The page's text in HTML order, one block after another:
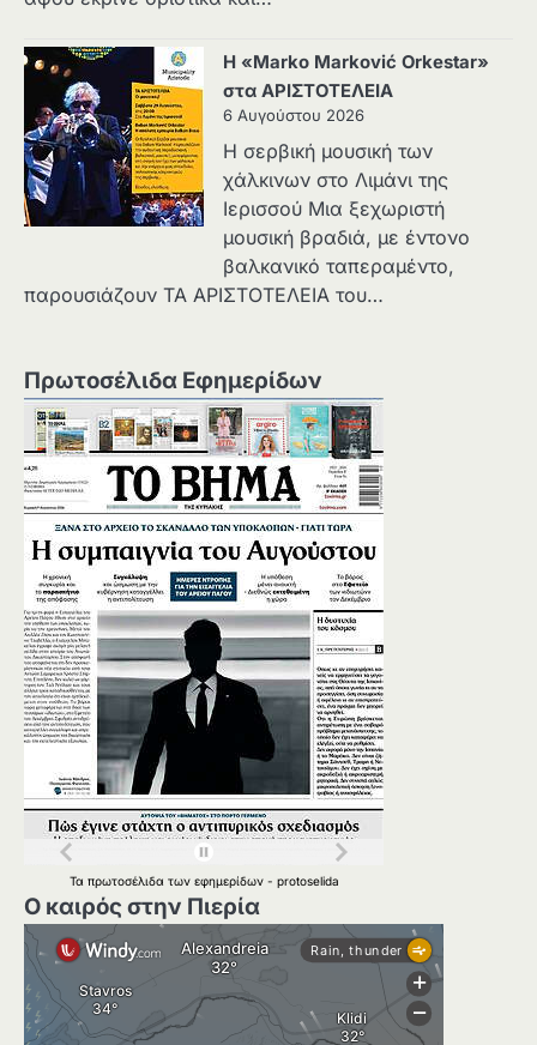
Η «Marko Marković Orkestar»
στα ΑΡΙΣΤΟΤΕΛΕΙΑ
6 Αυγούστου 2026
Η σερβική μουσική των
χάλκινων στο Λιμάνι της
Ιερισσού Μια ξεχωριστή
μουσική βραδιά, με έντονο
βαλκανικό ταπεραμέντο,
παρουσιάζουν ΤΑ ΑΡΙΣΤΟΤΕΛΕΙΑ του…
Πρωτοσέλιδα Εφημερίδων
Τα πρωτοσέλιδα των εφημερίδων - protoselida
Ο καιρός στην Πιερία